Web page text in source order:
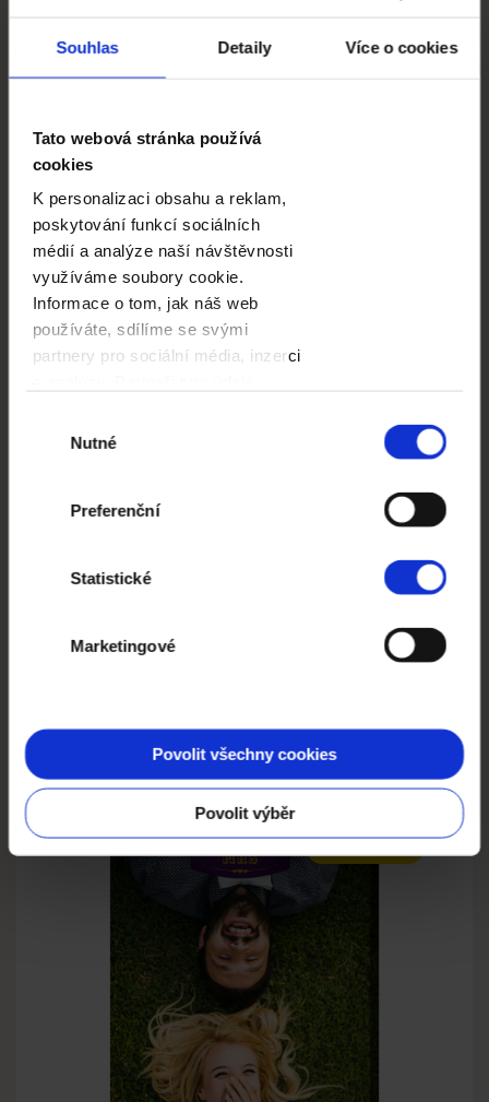
Souhlas Detaily Více o cookies
Tato webová stránka používá
cookies
K personalizaci obsahu a reklam,
poskytování funkcí sociálních
médií a analýze naší návštěvnosti
využíváme soubory cookie.
Informace o tom, jak náš web
používáte, sdílíme se svými
partnery pro sociální média, inzerci
a analýzy. Partneři tyto údaje
informacemi, které jste jim poskytli
souhlasuNutné
Preferenční
Statistické
Marketingové
Povolit všechny cookies
Povolit výběr
FAMILY
TOLIK LÁSKY